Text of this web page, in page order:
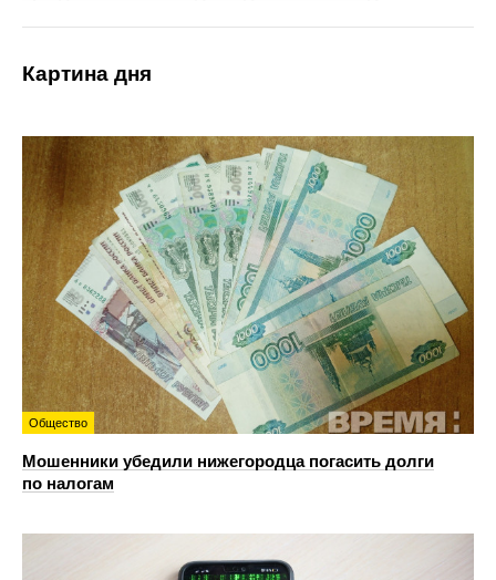
Картина дня
Общество
Мошенники убедили нижегородца погасить долги
по налогам